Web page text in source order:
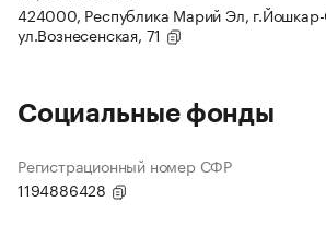
424000, Республика Марий Эл,
ул.Вознесенская, 71
Социальные фонды
Регистрационный номер СФР
1194886428